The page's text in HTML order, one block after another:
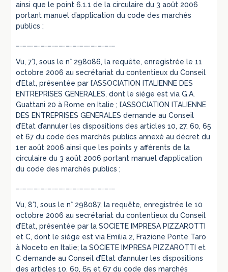
ainsi que le point 6.1.1 de la circulaire du 3 août 2006
portant manuel d’application du code des marchés
publics ;
…………………………………………………………………………
Vu, 7°), sous le n° 298086, la requête, enregistrée le 11
octobre 2006 au secrétariat du contentieux du Conseil
d’Etat, présentée par l’ASSOCIATION ITALIENNE DES
ENTREPRISES GENERALES, dont le siège est via G.A.
Guattani 20 à Rome en Italie ; l’ASSOCIATION ITALIENNE
DES ENTREPRISES GENERALES demande au Conseil
d’Etat d’annuler les dispositions des articles 10, 27, 60, 65
et 67 du code des marchés publics annexé au décret du
1er août 2006 ainsi que les points y afférents de la
circulaire du 3 août 2006 portant manuel d’application
du code des marchés publics ;
…………………………………………………………………………
Vu, 8°), sous le n° 298087, la requête, enregistrée le 10
octobre 2006 au secrétariat du contentieux du Conseil
d’Etat, présentée par la SOCIETE IMPRESA PIZZAROTTI
et C, dont le siège est via Emilia 2, Frazione Ponte Taro
à Noceto en Italie; la SOCIETE IMPRESA PIZZAROTTI et
C demande au Conseil d’Etat d’annuler les dispositions
des articles 10, 60, 65 et 67 du code des marchés